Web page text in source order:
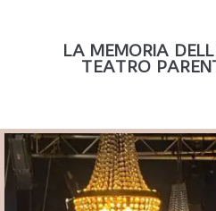
LA MEMORIA
TEATRO